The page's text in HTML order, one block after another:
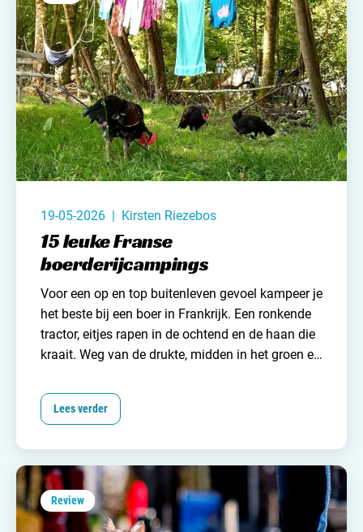
19-05-2026 | Kirsten Riezebos
15 leuke Franse
boerderijcampings
Voor een op en top buitenleven gevoel kampeer je
het beste bij een boer in Frankrijk. Een ronkende
tractor, eitjes rapen in de ochtend en de haan die
kraait. Weg van de drukte, midden in het groen en
Kamperen bij een boer in Frankrijk wordt steeds
populairder en daarom hebben wij van
Lees verder
Review